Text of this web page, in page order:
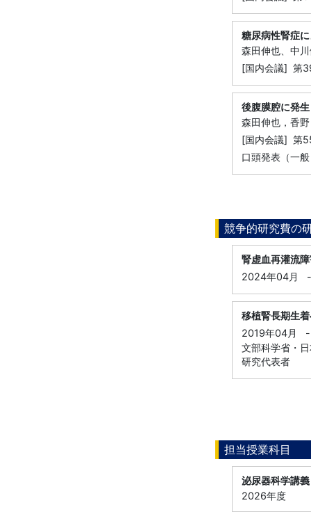
糖尿病性腎症
森田伸也、中
[国内会議] 第
後腹膜腔に発
森田伸也，香
[国内会議] 第
口頭発表（一
競争的研究費の
腎虚血再灌流
2024年04月
-
移植腎長期生
2019年04月
-
文部科学省・
研究代表者
担当授業科目
泌尿器科学講義
2026年度